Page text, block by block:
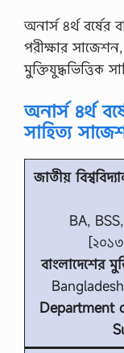
অনার্স ৪র্থ বর্ষের
পরীক্ষার সাজেশন,
মুক্তিযুদ্ধভিত্তিক
অনার্স ৪র্থ
সাহিত্য
জাতীয়
BA,
বাংলাদেশের
Department